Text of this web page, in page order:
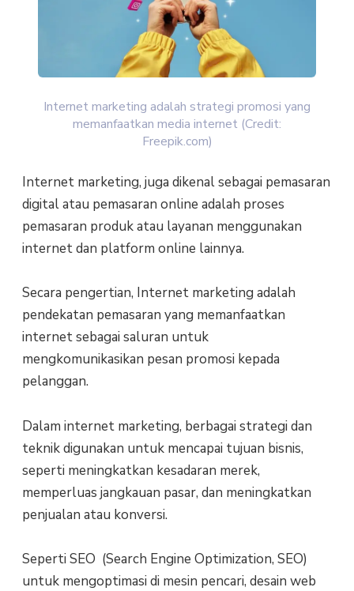
Internet marketing adalah strategi promosi yang
memanfaatkan media internet (Credit:
Freepik.com)
Internet marketing, juga dikenal sebagai pemasaran
digital atau pemasaran online adalah proses
pemasaran produk atau layanan menggunakan
internet dan platform online lainnya.
Secara pengertian, Internet marketing adalah
pendekatan pemasaran yang memanfaatkan
internet sebagai saluran untuk
mengkomunikasikan pesan promosi kepada
pelanggan.
Dalam internet marketing, berbagai strategi dan
teknik digunakan untuk mencapai tujuan bisnis,
seperti meningkatkan kesadaran merek,
memperluas jangkauan pasar, dan meningkatkan
penjualan atau konversi.
Seperti SEO (Search Engine Optimization, SEO)
untuk mengoptimasi di mesin pencari, desain web